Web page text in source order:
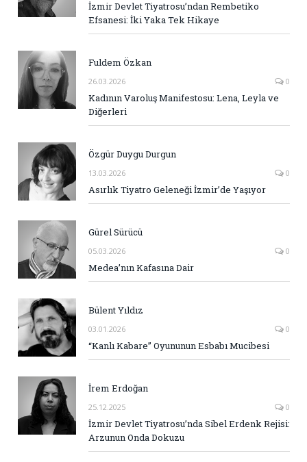
İzmir Devlet Tiyatrosu’ndan Rembetiko
Efsanesi: İki Yaka Tek Hikaye
Fuldem Özkan
26.03.2026 0
Kadının Varoluş Manifestosu: Lena, Leyla ve
Diğerleri
Özgür Duygu Durgun
13.03.2026 0
Asırlık Tiyatro Geleneği İzmir’de Yaşıyor
Gürel Sürücü
05.03.2026 0
Medea’nın Kafasına Dair
Bülent Yıldız
03.01.2026 0
“Kanlı Kabare” Oyununun Esbabı Mucibesi
İrem Erdoğan
25.12.2025 0
İzmir Devlet Tiyatrosu’nda Sibel Erdenk Rejisi:
Arzunun Onda Dokuzu